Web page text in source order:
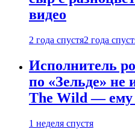
видео
2 года спустя2 года
Исполнитель
по «Зельде» не
The Wild — ему
1 неделя спустя